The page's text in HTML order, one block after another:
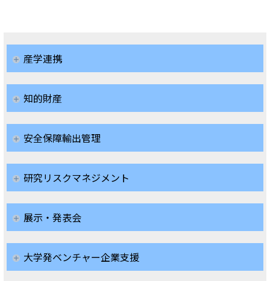
産学連携
知的財産
安全保障輸出管理
研究リスクマネジメント
展示・発表会
大学発ベンチャー企業支援